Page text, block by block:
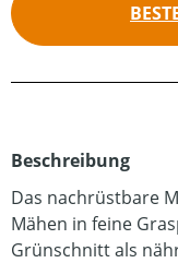
Beschreibung
Das nachrüstbare
Mähen in feine
Grünschnitt als